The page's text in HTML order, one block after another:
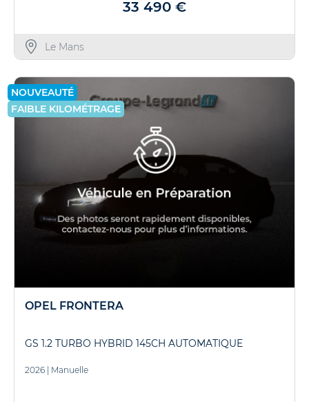
33 490 €
Le Mans
NOUVEAUTÉ
FAIBLE KILOMÉTRAGE
OPEL FRONTERA
GS 1.2 TURBO HYBRID 145CH AUTOMATIQUE
2026 Manuelle